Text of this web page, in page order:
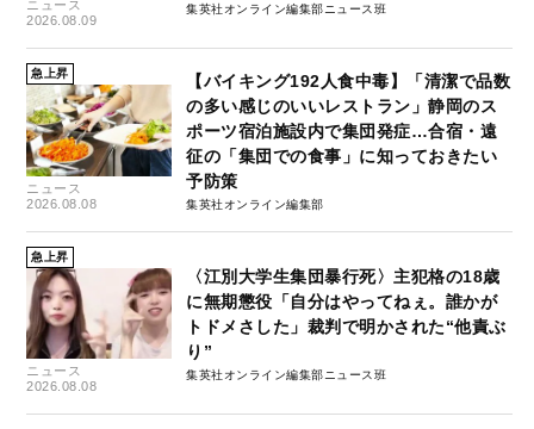
ニュース
2026.08.09
集英社オンライン編集部ニュース班
急上昇
ニュース
2026.08.08
【バイキング192人食中毒】「清潔で品数
の多い感じのいいレストラン」静岡のス
ポーツ宿泊施設内で集団発症…合宿・遠
征の「集団での食事」に知っておきたい
予防策
集英社オンライン編集部
急上昇
ニュース
2026.08.08
〈江別大学生集団暴行死〉主犯格の18歳
に無期懲役「自分はやってねぇ。誰かが
トドメさした」裁判で明かされた“他責ぶ
り”
集英社オンライン編集部ニュース班